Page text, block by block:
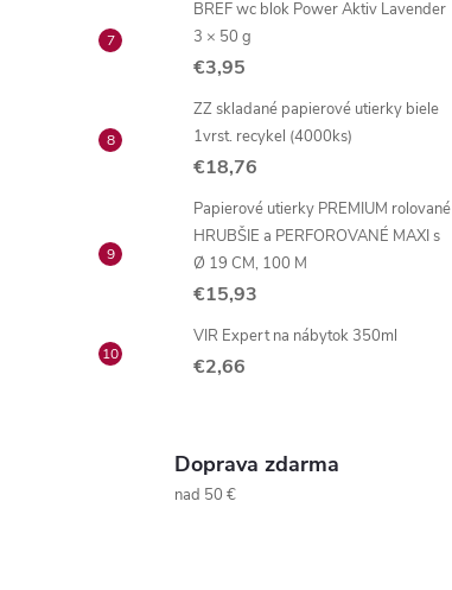
BREF wc blok Power Aktiv Lavender
3 × 50 g
€3,95
ZZ skladané papierové utierky biele
1vrst. recykel (4000ks)
€18,76
Papierové utierky PREMIUM rolované
HRUBŠIE a PERFOROVANÉ MAXI s
Ø 19 CM, 100 M
€15,93
VIR Expert na nábytok 350ml
€2,66
Doprava zdarma
nad 50 €